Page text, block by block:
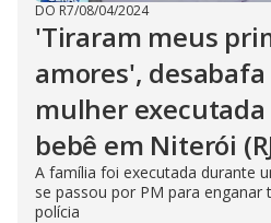
DO R7/08/04/2024
'Tiraram meus
amores',
mulher
bebê em Niterói
A família foi executada durante
se passou por PM para enganar
polícia